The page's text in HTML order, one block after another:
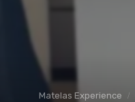
Matelas Experience